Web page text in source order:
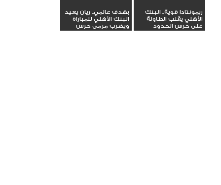
ريمونتادا قوية.. البنك
الأهلي يقلب الطاولة
على حرس الحدود
بهدف عالمي.. ريان يعيد
البنك الأهلي للمباراة
ويضرب مرمى حرس
الحدود